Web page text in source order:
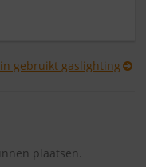
gebruikt gaslighting
plaatsen.